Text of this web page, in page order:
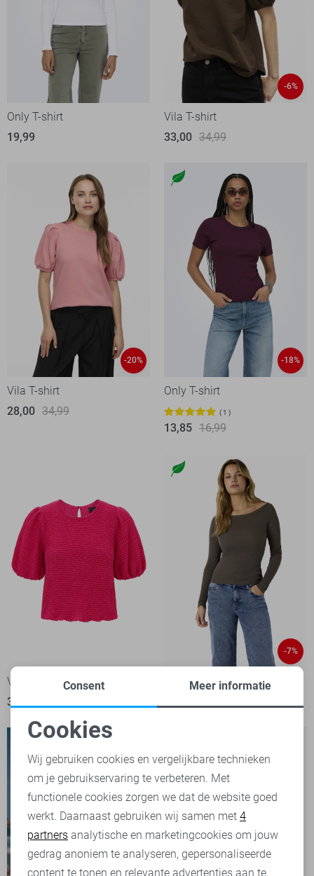
Only T-shirt
19,99
-6%
Vila T-shirt
33,00 34,99
-20%
Vila T-shirt
28,00 34,99
-18%
Only T-shirt
1
13,85 16,99
Vero Moda T-shirt
39,99
-7%
Noisy may T-shirt
Noodzakelijke cookies
Personalisatie cookies
Analytische cookies
Marketing cookies
Consent Meer informatie
Cookies
Wij gebruiken cookies en vergelijkbare technieken
om je gebruikservaring te verbeteren. Met
functionele cookies zorgen we dat de website goed
werkt. Daarnaast gebruiken wij samen met 4
partners analytische en marketingcookies om jouw
gedrag anoniem te analyseren, gepersonaliseerde
content te tonen en relevante advertenties aan te